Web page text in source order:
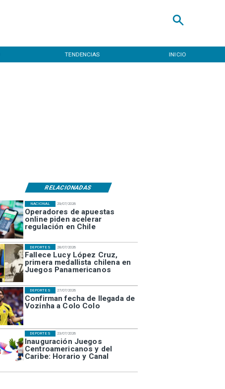
TENDENCIAS INICIO
RELACIONADAS
29/07/2026
Operadores de apuestas
online piden acelerar
regulación en Chile
NACIONAL
28/07/2026
Fallece Lucy López Cruz,
primera medallista chilena en
Juegos Panamericanos
DEPORTES
27/07/2026
Confirman fecha de llegada de
Vozinha a Colo Colo
DEPORTES
23/07/2026
Inauguración Juegos
Centroamericanos y del
Caribe: Horario y Canal
DEPORTES